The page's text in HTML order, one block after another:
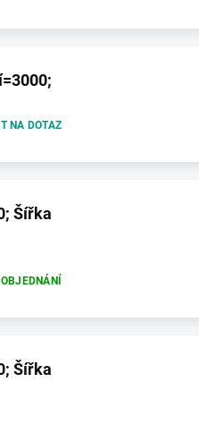
NA DOTAZ